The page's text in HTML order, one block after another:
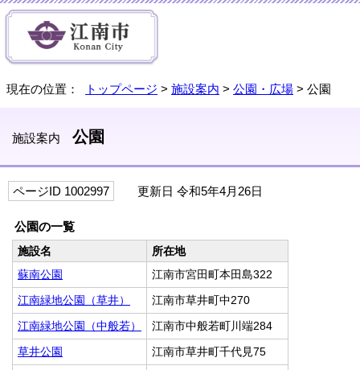
現在の位置： トップページ > 施設案内 > 公園・広場 > 公園
施設案内 公園
ページID 1002997 更新日 令和5年4月26日
公園の一覧
施設名
所在地
蘇南公園
江南市宮田町本田島322
江南緑地公園（草井）
江南市草井町中270
江南緑地公園（中般若）
江南市中般若町川端284
草井公園
江南市草井町千代見75